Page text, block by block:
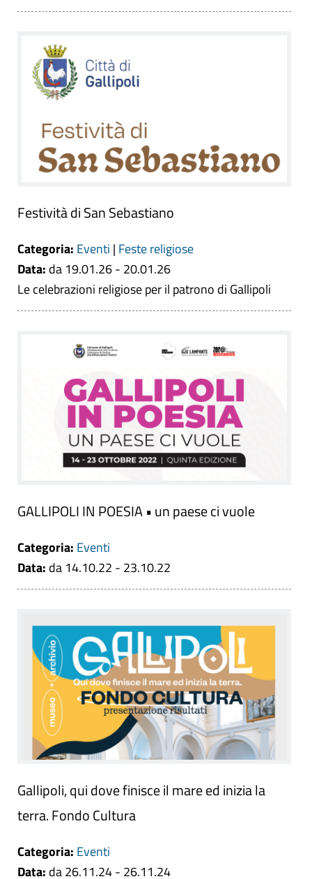
Festività di San Sebastiano
Categoria: Eventi | Feste religiose
Data: da 19.01.26 - 20.01.26
Le celebrazioni religiose per il patrono di Gallipoli
GALLIPOLI IN POESIA • un paese ci vuole
Categoria: Eventi
Data: da 14.10.22 - 23.10.22
Gallipoli, qui dove finisce il mare ed inizia la
terra. Fondo Cultura
Categoria: Eventi
Data: da 26.11.24 - 26.11.24